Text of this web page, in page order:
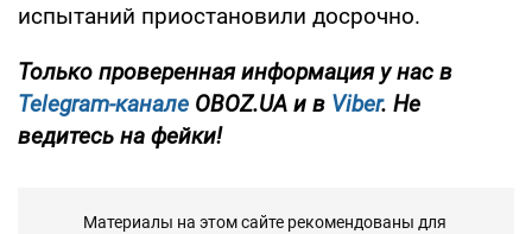
испытаний приостановили досрочно.
Только проверенная информация у нас в
Telegram-канале OBOZ.UA и в Viber. Не
ведитесь на фейки!
Материалы на этом сайте рекомендованы для